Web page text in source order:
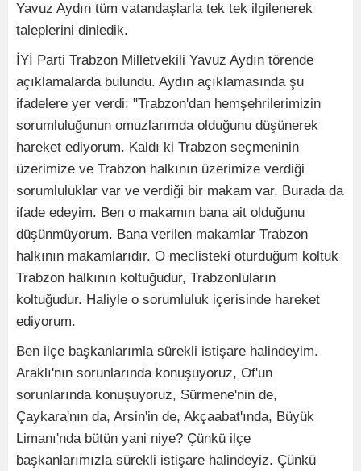
Yavuz Aydın tüm vatandaşlarla tek tek ilgilenerek
taleplerini dinledik.
İYİ Parti Trabzon Milletvekili Yavuz Aydın törende
açıklamalarda bulundu. Aydın açıklamasında şu
ifadelere yer verdi: "Trabzon'dan hemşehrilerimizin
sorumluluğunun omuzlarımda olduğunu düşünerek
hareket ediyorum. Kaldı ki Trabzon seçmeninin
üzerimize ve Trabzon halkının üzerimize verdiği
sorumluluklar var ve verdiği bir makam var. Burada da
ifade edeyim. Ben o makamın bana ait olduğunu
düşünmüyorum. Bana verilen makamlar Trabzon
halkının makamlarıdır. O meclisteki oturduğum koltuk
Trabzon halkının koltuğudur, Trabzonluların
koltuğudur. Haliyle o sorumluluk içerisinde hareket
ediyorum.
Ben ilçe başkanlarımla sürekli istişare halindeyim.
Araklı'nın sorunlarında konuşuyoruz, Of'un
sorunlarında konuşuyoruz, Sürmene'nin de,
Çaykara'nın da, Arsin'in de, Akçaabat'ında, Büyük
Limanı'nda bütün yani niye? Çünkü ilçe
başkanlarımızla sürekli istişare halindeyiz. Çünkü